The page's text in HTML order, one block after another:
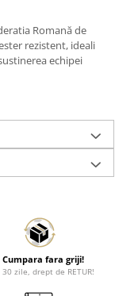
Romană de
rezistent, ideali
echipei
Cumpara fara griji!
30 zile, drept de RETUR!